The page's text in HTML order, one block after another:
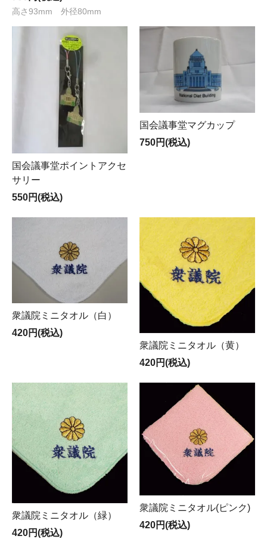
高さ93mm 外径80mm
国会議事堂ポイントアクセ
サリー
550円(税込)
国会議事堂マグカップ
750円(税込)
衆議院ミニタオル（白）
420円(税込)
衆議院ミニタオル（黄）
420円(税込)
衆議院ミニタオル（緑）
420円(税込)
衆議院ミニタオル(ピンク)
420円(税込)